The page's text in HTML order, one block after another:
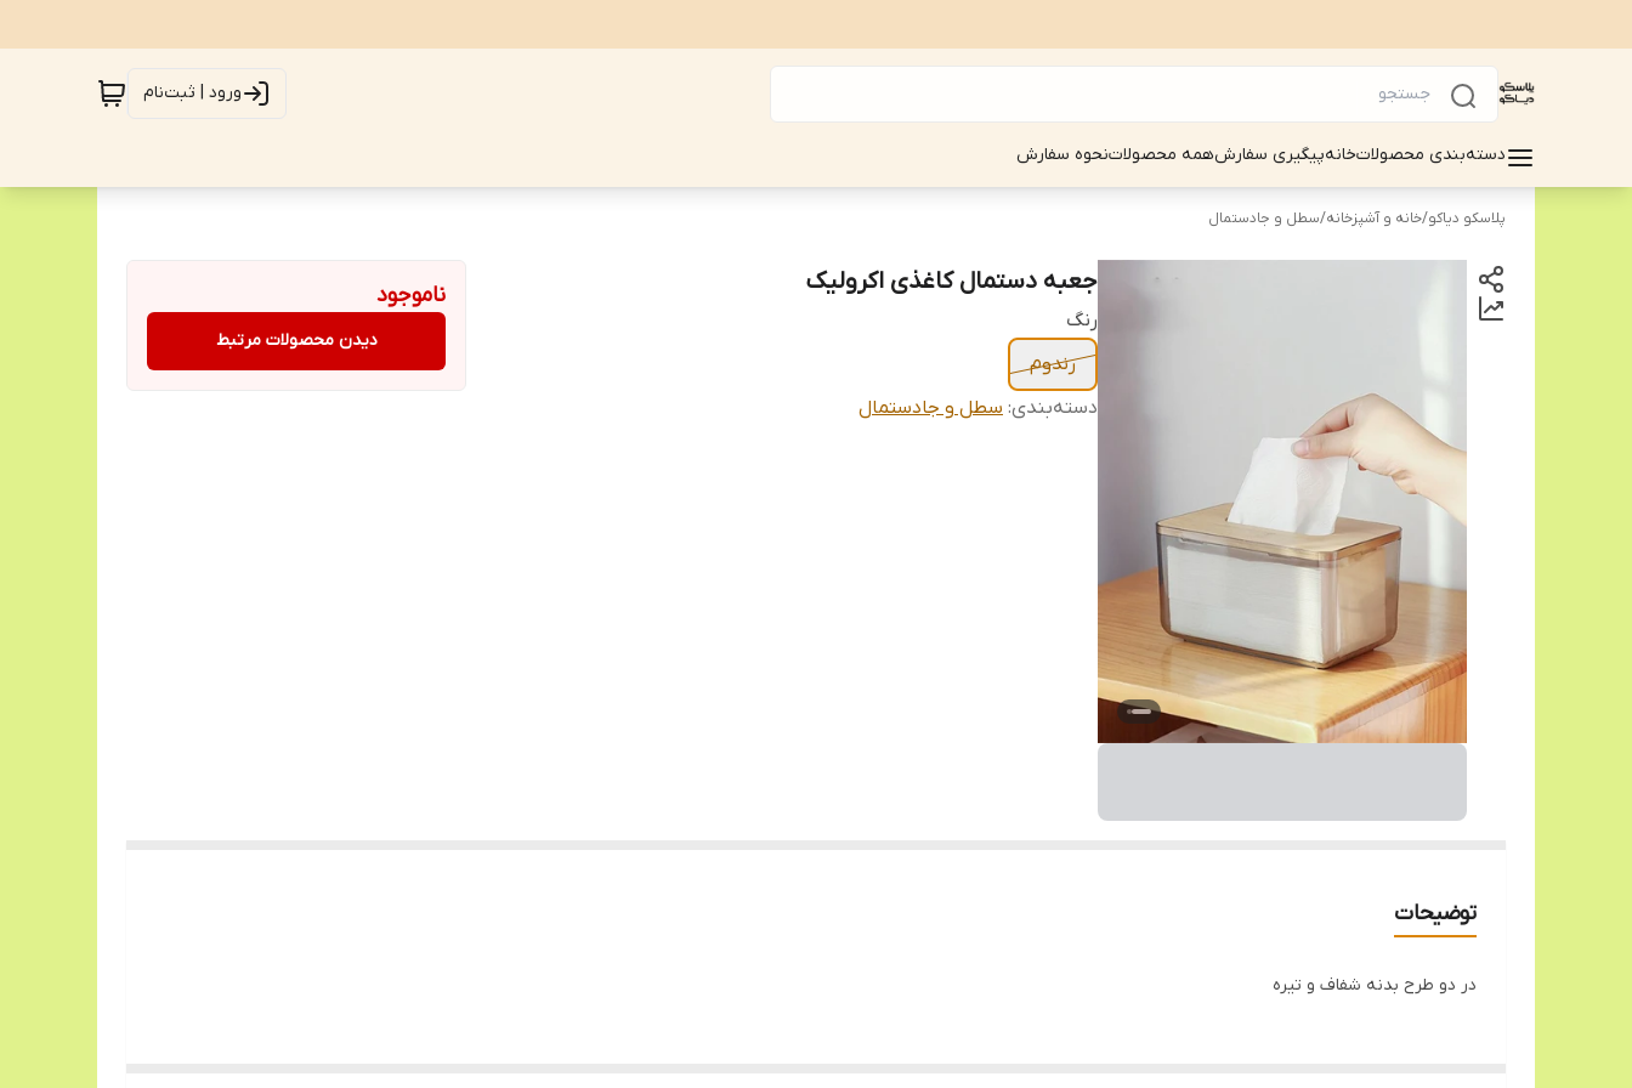
ورود | ثبت‌نام
دسته‌بندی محصولاتخانهپیگیری سفارشهمه محصولاتنحوه سفارش
پلاسکو دیاکو/خانه و آشپزخانه/سطل و جادستمال
جعبه دستمال کاغذی اکرولیک
رنگ
رندوم
دسته‌بندی: سطل و جادستمال
ناموجود
دیدن محصولات مرتبط
توضیحات
در دو طرح بدنه شفاف و تیره